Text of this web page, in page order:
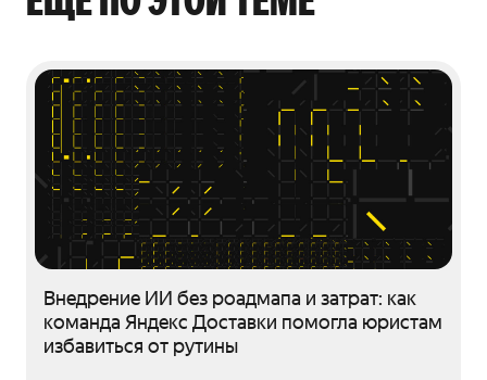
Внедрение ИИ без роадмапа и затрат: как
команда Яндекс Доставки помогла юристам
избавиться от рутины